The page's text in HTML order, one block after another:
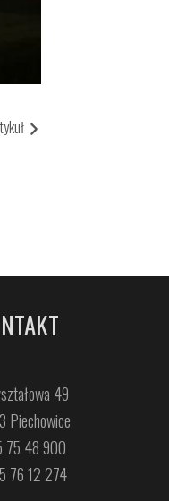
49
Piechowice
75 48 900
76 12 274